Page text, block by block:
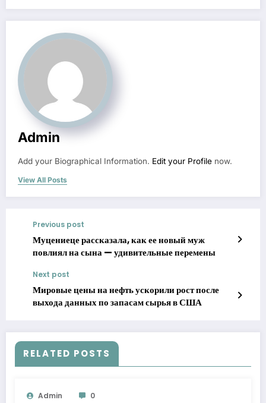
Admin
Add your Biographical Information. Edit your Profile now.
View All Posts
Previous post
Муцениеце рассказала, как ее новый муж
повлиял на сына — удивительные перемены
Next post
Мировые цены на нефть ускорили рост после
выхода данных по запасам сырья в США
RELATED POSTS
Admin 0